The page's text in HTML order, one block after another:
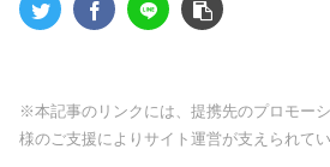
※本記事のリンクには、提携先のプロモー
様のご支援によりサイト運営が支えられてい